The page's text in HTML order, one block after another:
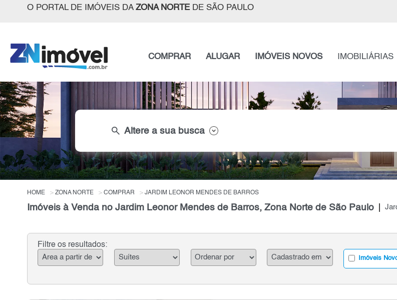
O PORTAL DE IMÓVEIS DA ZONA NORTEDE SÃO PAULO
COMPRAR ALUGAR IMÓVEIS NOVOS IMOBILIÁRIAS
search Altere a sua busca
HOME ZONA NORTE COMPRAR JARDIM LEONOR MENDES DE BARROS
Imóveis à Venda no Jardim Leonor Mendes de Barros, Zona Norte de São Paulo
Filtre os resultados:
Imóveis